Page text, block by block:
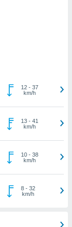
12- 37
km/h
13- 41
km/h
10- 38
km/h
8- 32
km/h